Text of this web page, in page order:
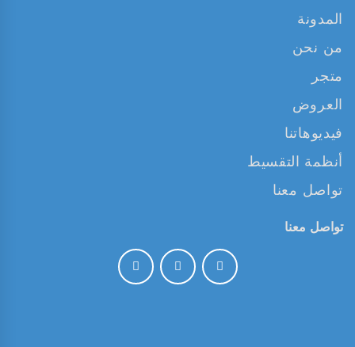
المدونة
من نحن
متجر
العروض
فيديوهاتنا
أنظمة التقسيط
تواصل معنا
تواصل معنا